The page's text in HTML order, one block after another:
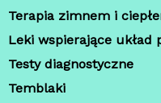
Terapia zimnem i
Leki wspierające układ
Testy diagnostyczne
Temblaki